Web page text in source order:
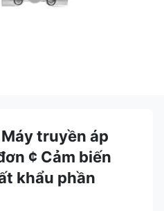
Máy truyền áp
¢ Cảm biến
khẩu phần